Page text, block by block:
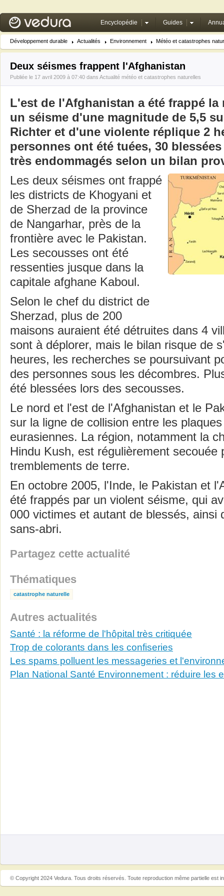
Encyclopédie Guides
Développement durable Actualités Environnement Météo et catastrophes
Deux séismes frappent l'Afghanistan
Publiée le 17 avril 2009 à 07:40 dans Actualité météo et catastrophes naturelles
L'est de l'Afghanistan a été frappé la
un séisme d'une magnitude de 5,5
Richter et d'une violente réplique 2
personnes ont été tuées, 30
très endommagés selon un bilan
Les deux séismes ont frappé
les districts de Khogyani et
de Sherzad de la province
de Nangarhar, près de la
frontière avec le Pakistan.
Les secousses ont été
ressenties jusque dans la
capitale afghane Kaboul.
Selon le chef du district de
Sherzad, plus de 200
maisons auraient été détruites dans 4
sont à déplorer, mais le bilan risque de
heures, les recherches se poursuivant
des personnes sous les décombres.
été blessées lors des secousses.
Le nord et l'est de l'Afghanistan et le
sur la ligne de collision entre les
eurasiennes. La région, notamment la
Hindu Kush, est régulièrement secouée
tremblements de terre.
En octobre 2005, l'Inde, le Pakistan et
été frappés par un violent séisme, qui
000 victimes et autant de blessés, ainsi
sans-abri.
Partagez cette actualité
Thématiques
catastrophe naturelle
Autres actualités
Santé : la réforme de l'hôpital très critiquée
Trop de colorants dans les confiseries
Les spams polluent les messageries et
Plan National Santé Environnement : réduire les
© Copyright 2024 Vedura. Tous droits réservés. Toute reproduction même partielle est